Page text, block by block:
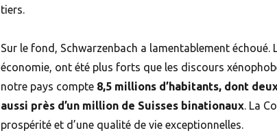
tiers.
Sur le fond, Schwarzenbach a lamentablement échoué.
économie, ont été plus forts que les discours
notre pays compte 8,5 millions d’habitants, dont
aussi près d’un million de Suisses binationaux. La
prospérité et d’une qualité de vie exceptionnelles.